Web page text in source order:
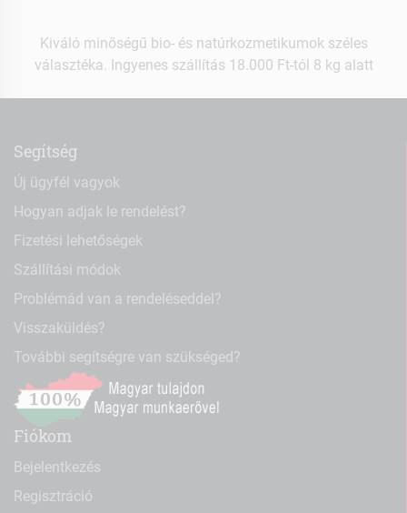
Kiváló minőségű bio- és natúrkozmetikumok széles
választéka. Ingyenes szállítás 18.000 Ft-tól 8 kg alatt
Segítség
Új ügyfél vagyok
Hogyan adjak le rendelést?
Fizetési lehetőségek
Szállítási módok
Problémád van a rendeléseddel?
Visszaküldés?
További segítségre van szükséged?
Fiókom
Bejelentkezés
Regisztráció